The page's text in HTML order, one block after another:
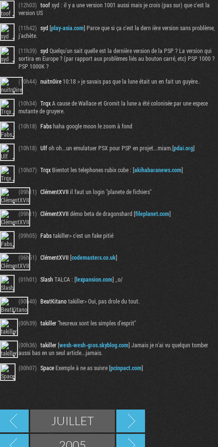
(12h03) toofsyd : il y a une version 1001 aussi mais je crois (pas sur) que c'est la
version US
(11h42) syd[play-asia.com] Parce que si ça c'est la dern ière version sans problème,
j'achète.
(11h39) sydQuelqu'un sait quelle est la dernière version de la PSP ? La version qui
sortira en Europe ? (par rapport aux problèmes liés au bouton carré, etc) PSP 1000 ?
PSP 1000K ?
(10h44) nuitn0ire10:18 > je savais pas que la lune était un en fait un guyère..
(10h34) TrqxA cause de Wallace et Gromit la lune a été colonisée par une espece
mutante de gruyere.
(10h18) Fabshaha google moon le zoom à fond
(10h18) Ulfoh oh...un emulatuer PSX pour PSP en projet...miam.[pdai.org]
(10h07) TrqxBientot les telephones rubix cube : [akihabaranews.com]
(09h11) ClémentXVIIil faut un login "planete de fichiers"
(09h11) ClémentXVIIdémo beta de dragonshard [fileplanet.com]
(09h05) Fabstakiller> c'est un fake pitié
(06h51) ClémentXVII[codemasters.co.uk]
(01h01) SlashTALCA : [lexpansion.com] _o/
(00h40) BeatKitanotakiller> Oui, pas drole du tout.
(00h39) takiller"heureux sont les simples d'esprit"
(00h36) takiller[wesh-wesh-gros.skyblog.com] Jamais je n'ai vu quelqun tomber
aussi bas en un seul article...jamais.
(00h07) SpaceExemple à ne as suivre [pcinpact.com]
JUILLET